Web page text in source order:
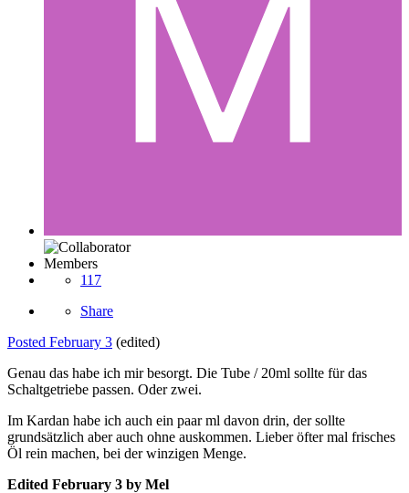
Members
117
Share
Posted February 3 (edited)
Genau das habe ich mir besorgt. Die Tube / 20ml sollte für das
Schaltgetriebe passen. Oder zwei.
Im Kardan habe ich auch ein paar ml davon drin, der sollte
grundsätzlich aber auch ohne auskommen. Lieber öfter mal frisches
Öl rein machen, bei der winzigen Menge.
Edited February 3 by Mel